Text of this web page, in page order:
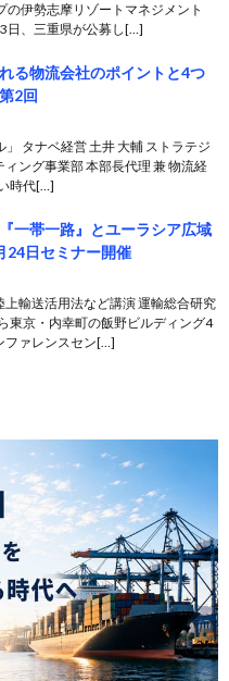
の伊勢志摩リゾートマネジメント
日、三重県が公募し[…]
る物流会社のポイントと4つ
2回
タナベ経営 土井 大輔 ストラテジ
ング事業部 本部長代理 兼 物流経
時代[…]
一帯一路』とユーラシア広域
24日セミナー開催
輸送活用法など講演 運輸総合研究
東京・内幸町の飯野ビルディング4
ファレンスセン[…]